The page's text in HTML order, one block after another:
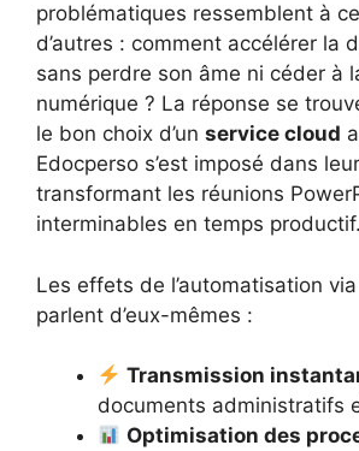
problématiques ressemblent à
d’autres : comment accélérer la
sans perdre son âme ni céder à
numérique ? La réponse se
le bon choix d’un service cloud
Edocperso s’est imposé dans
transformant les réunions
interminables en temps productif.
Les effets de l’automatisation
parlent d’eux-mêmes :
Transmission
documents administratifs
Optimisation des